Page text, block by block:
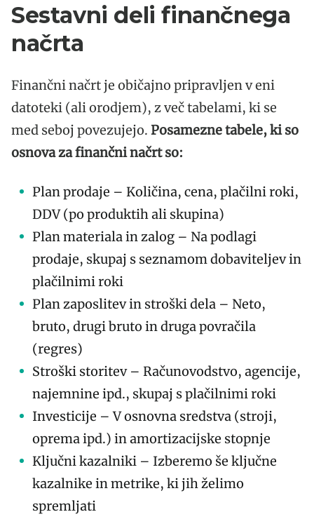
Sestavni deli finančnega
načrta
Finančni načrt je običajno pripravljen v eni
datoteki (ali orodjem), z več tabelami, ki se
med seboj povezujejo. Posamezne tabele, ki so
osnova za finančni načrt so:
Plan prodaje – Količina, cena, plačilni roki,
DDV (po produktih ali skupina)
Plan materiala in zalog – Na podlagi
prodaje, skupaj s seznamom dobaviteljev in
plačilnimi roki
Plan zaposlitev in stroški dela – Neto,
bruto, drugi bruto in druga povračila
(regres)
Stroški storitev – Računovodstvo, agencije,
najemnine ipd., skupaj s plačilnimi roki
Investicije – V osnovna sredstva (stroji,
oprema ipd.) in amortizacijske stopnje
Ključni kazalniki – Izberemo še ključne
kazalnike in metrike, ki jih želimo
spremljati